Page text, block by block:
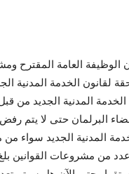
العامة المقترح
المدنية الجديد من
البرلمان حتى لا يتم
المدنية الجديد سواء
من مشروعات القوانين